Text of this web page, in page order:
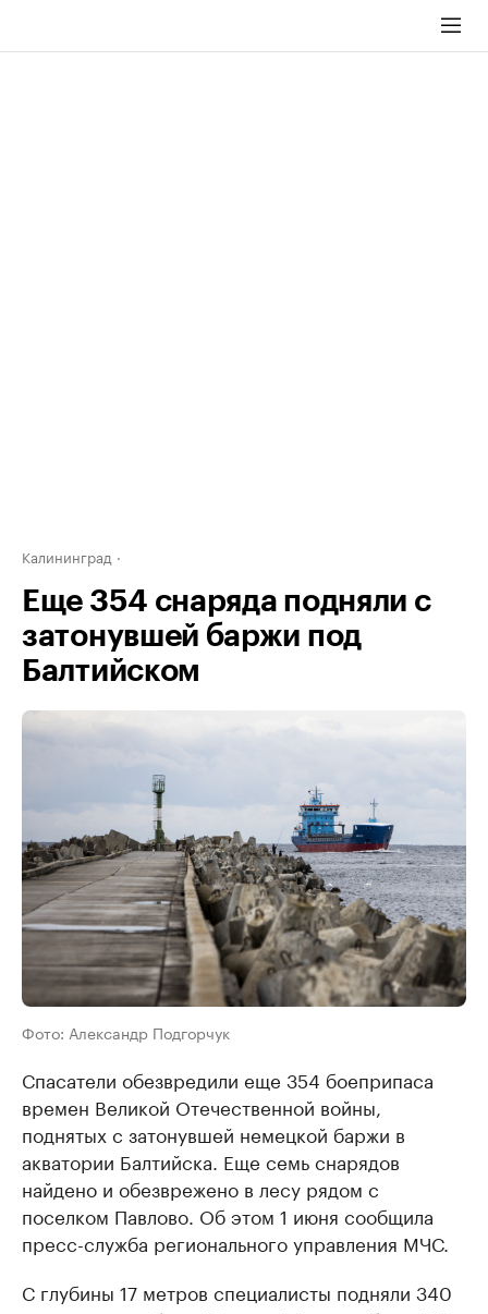
Калининград
Еще 354 снаряда подняли с
затонувшей баржи под
Балтийском
Фото: Александр Подгорчук
Спасатели обезвредили еще 354 боеприпаса
времен Великой Отечественной войны,
поднятых с затонувшей немецкой баржи в
акватории Балтийска. Еще семь снарядов
найдено и обезврежено в лесу рядом с
поселком Павлово. Об этом 1 июня сообщила
пресс-служба регионального управления МЧС.
С глубины 17 метров специалисты подняли 340